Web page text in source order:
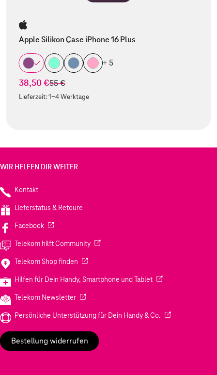
Apple Silikon Case iPhone 16 Plus
+ 5
38,50 €statt
55 €
Lieferzeit:1-4 Werktage
WIR HELFEN DIR WEITER
Kontakt
Lieferstatus & Retoure
Facebook(Wird in einem neuen Tab geöffnet)
Telekom hilft Community(Wird in einem neuen Tab geöffnet)
Telekom Shop finden (Wird in einem neuen Tab geöffnet)
Hilfen für Dein Handy, Smartphone und Tablet(Wird in einem
Telekom Newsletter(Wird in einem neuen Tab geöffnet)
Persönliche Unterstützung für Dein Handy & Co. (Wird in einem
Bestellung widerrufen